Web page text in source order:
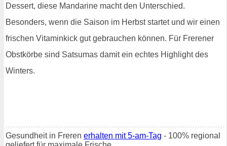
Dessert, diese Mandarine macht den Unterschied.
Besonders, wenn die Saison im Herbst startet und wir einen
frischen Vitaminkick gut gebrauchen können. Für Frerener
Obstkörbe sind Satsumas damit ein echtes Highlight des
Winters.
Gesundheit in Freren erhalten mit 5-am-Tag - 100% regional